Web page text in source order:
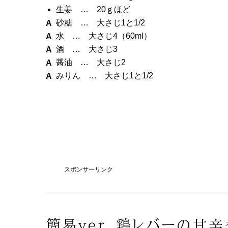
生姜 … 20ｇほど
砂糖 … 大さじ1と1/2
水 … 大さじ4（60ml）
酒 … 大さじ3
醤油 … 大さじ2
みりん … 大さじ1と1/2
スポンサーリンク
簡易ver. 鶏レバーの甘辛